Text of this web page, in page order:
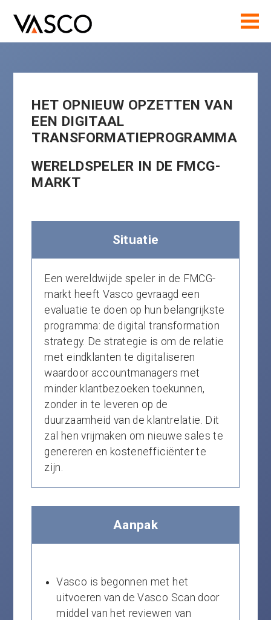
HET OPNIEUW OPZETTEN VAN
EEN DIGITAAL
TRANSFORMATIEPROGRAMMA
WERELDSPELER IN DE FMCG-
MARKT
Situatie
Een wereldwijde speler in de FMCG-
markt heeft Vasco gevraagd een
evaluatie te doen op hun belangrijkste
programma: de digital transformation
strategy. De strategie is om de relatie
met eindklanten te digitaliseren
waardoor accountmanagers met
minder klantbezoeken toekunnen,
zonder in te leveren op de
duurzaamheid van de klantrelatie. Dit
zal hen vrijmaken om nieuwe sales te
genereren en kostenefficiënter te
zijn.
Aanpak
Vasco is begonnen met het
uitvoeren van de Vasco Scan door
middel van het reviewen van